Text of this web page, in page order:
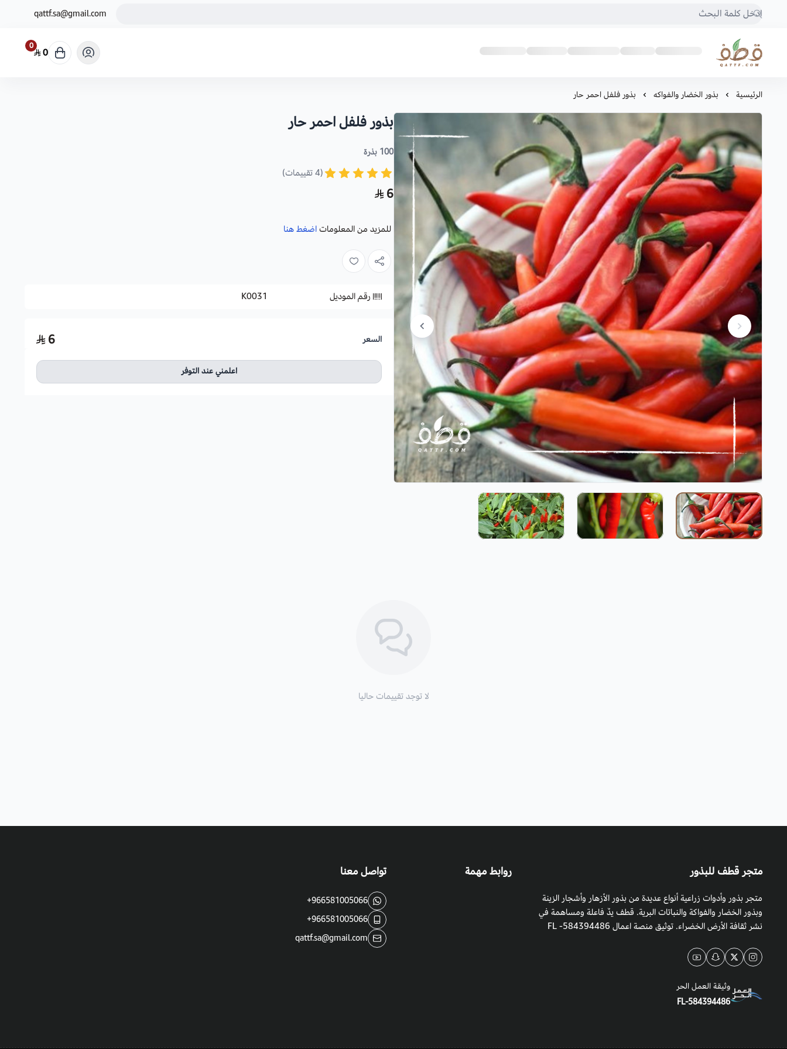
qattf.sa@gmail.com
متجر قطف للبذور
0
0
الرئيسية بذور الخضار والفواكه بذور فلفل احمر حار
بذور فلفل احمر حار
100 بذرة
(4 تقييمات)
6
للمزيد من المعلوماتاضغط هنا
رقم الموديل K0031
السعر 6
اعلمني عند التوفر
لا توجد تقييمات حاليا
متجر قطف للبذور
متجر بذور وأدوات زراعية أنواع عديدة من بذور الأزهار وأشجار الزينة
وبذور الخضار والفواكة والنباتات البرية. قطف يدٌ فاعلة ومساهمة في
نشر ثقافة الأرض الخضراء. توثيق منصة اعمال 584394486- FL
وثيقة العمل الحر
FL-584394486
روابط مهمة تواصل معنا
+966581005066
+966581005066
qattf.sa@gmail.com